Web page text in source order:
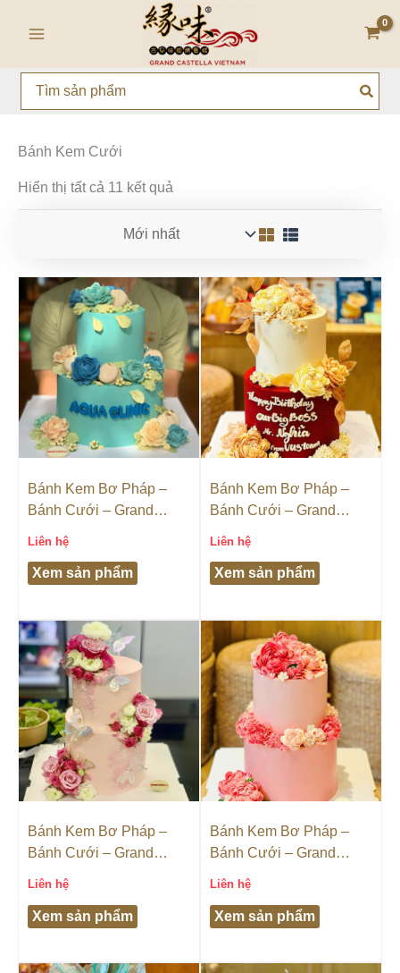
dung
for:
Bánh Kem Cưới
Hiển thị tất cả 11 kết quả
Đã
sắp
xếp
theo
mới
nhất
Bánh Kem Bơ Pháp –
Bánh Cưới – Grand
Liên hệ
Xem sản phẩm
Bánh Kem Bơ Pháp –
Bánh Cưới – Grand
Liên hệ
Xem sản phẩm
Bánh Kem Bơ Pháp –
Bánh Cưới – Grand
Liên hệ
Xem sản phẩm
Bánh Kem Bơ Pháp –
Bánh Cưới – Grand
Liên hệ
Xem sản phẩm